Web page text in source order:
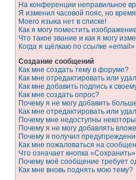
На конференции неправильное
Я изменил часовой пояс, но
Моего языка нет в списке!
Как я могу поместить
Что такое звание и как я могу
Когда я щёлкаю по ссылке
Создание сообщений
Как мне создать тему в форуме?
Как мне отредактировать или
Как мне добавить подпись к
Как мне создать опрос?
Почему я не могу добавить
Как мне отредактировать или
Почему мне недоступны
Почему я не могу добавлять
Почему я получил
Как мне пожаловаться на
Что означает кнопка
Почему моё сообщение требует
Как мне вновь поднять мою тему?